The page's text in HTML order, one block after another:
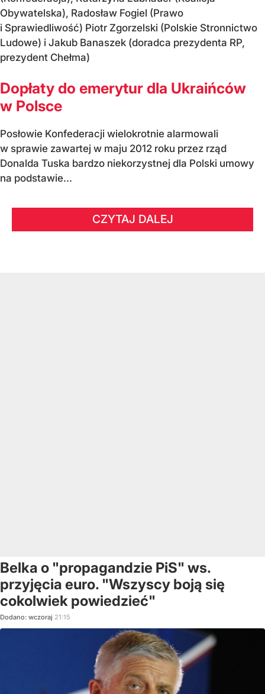
Obywatelska), Radosław Fogiel (Prawo
i Sprawiedliwość) Piotr Zgorzelski (Polskie Stronnictwo
Ludowe) i Jakub Banaszek (doradca prezydenta RP,
prezydent Chełma)
Dopłaty do emerytur dla Ukraińców
w Polsce
Posłowie Konfederacji wielokrotnie alarmowali
w sprawie zawartej w maju 2012 roku przez rząd
Donalda Tuska bardzo niekorzystnej dla Polski umowy
na podstawie...
CZYTAJ DALEJ
Belka o "propagandzie PiS" ws.
przyjęcia euro. "Wszyscy boją się
cokolwiek powiedzieć"
Dodano: wczoraj 21:15